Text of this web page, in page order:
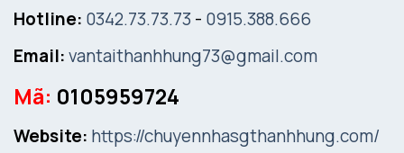
Hotline: 0342.73.73.73- 0915.388.666
Email:vantaithanhhung73@gmail.com
Mã: 0105959724
Website: https://chuyennhasgthanhhung.com/